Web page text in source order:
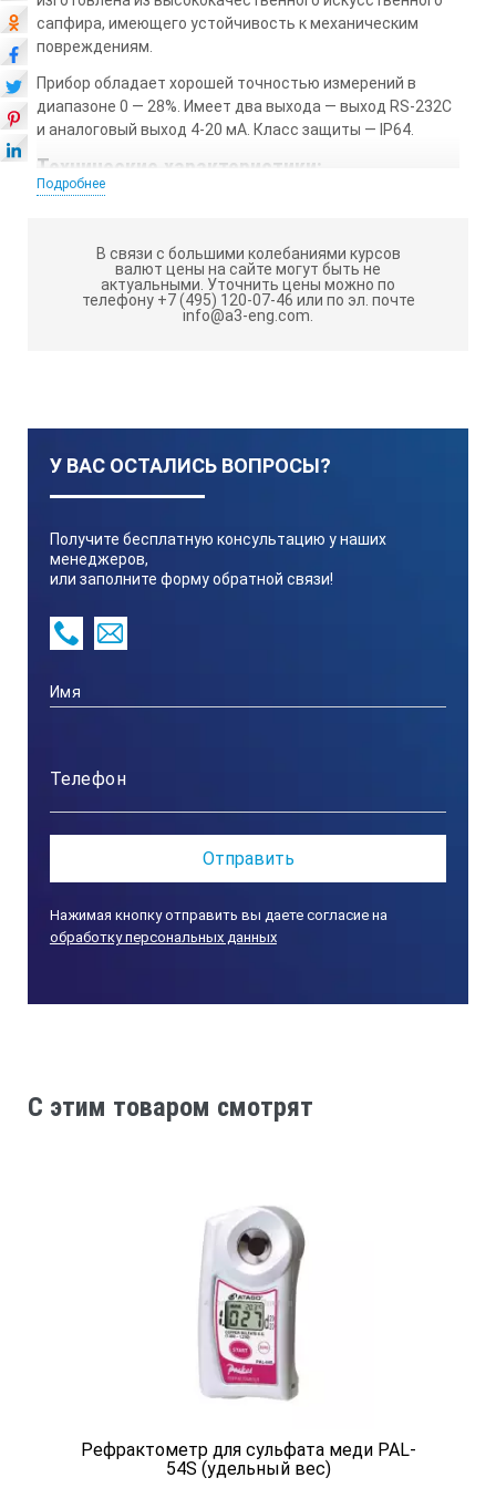
сапфира, имеющего устойчивость к механическим
повреждениям.
Прибор обладает хорошей точностью измерений в
диапазоне 0 — 28%. Имеет два выхода — выход RS-232C
и аналоговый выход 4-20 мА. Класс защиты — IP64.
Технические характеристики:
Соленость (NaCl %) с функцией АТК
Точность:
Соленость: ±0.1%
Температура: ±1°C
Функция АТК:
Размеры и вес:
Входной питающий кабель — 1 м (доступен более длинный
IP67, защита от пыли и влаги
Выходы:
Подробнее
В связи с большими колебаниями курсов
валют цены на сайте могут быть не
актуальными. Уточнить цены можно по
телефону +7 (495) 120-07-46 или по эл. почте
info@a3-eng.com.
У ВАС ОСТАЛИСЬ ВОПРОСЫ?
Получите бесплатную консультацию у наших
менеджеров,
или заполните форму обратной связи!
Нажимая кнопку отправить вы даете согласие на
обработку персональных данных
C этим товаром смотрят
Рефрактометр для сульфата меди PAL-
54S (удельный вес)